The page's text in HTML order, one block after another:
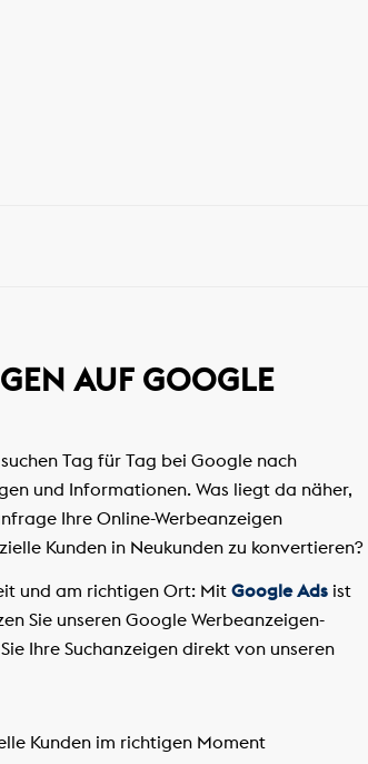
AUF GOOGLE
Tag für Tag bei Google nach
und Informationen. Was liegt da näher,
Ihre Online-Werbeanzeigen
Kunden in Neukunden zu konvertieren?
und am richtigen Ort: Mit Google Ads ist
Sie unseren Google Werbeanzeigen-
Ihre Suchanzeigen direkt von unseren
Kunden im richtigen Moment